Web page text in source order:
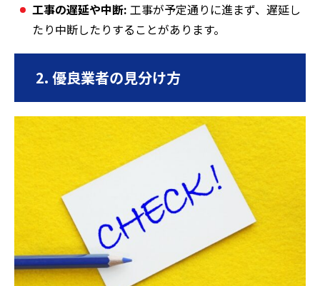
工事の遅延や中断: 工事が予定通りに進まず、遅延し
たり中断したりすることがあります。
2. 優良業者の見分け方